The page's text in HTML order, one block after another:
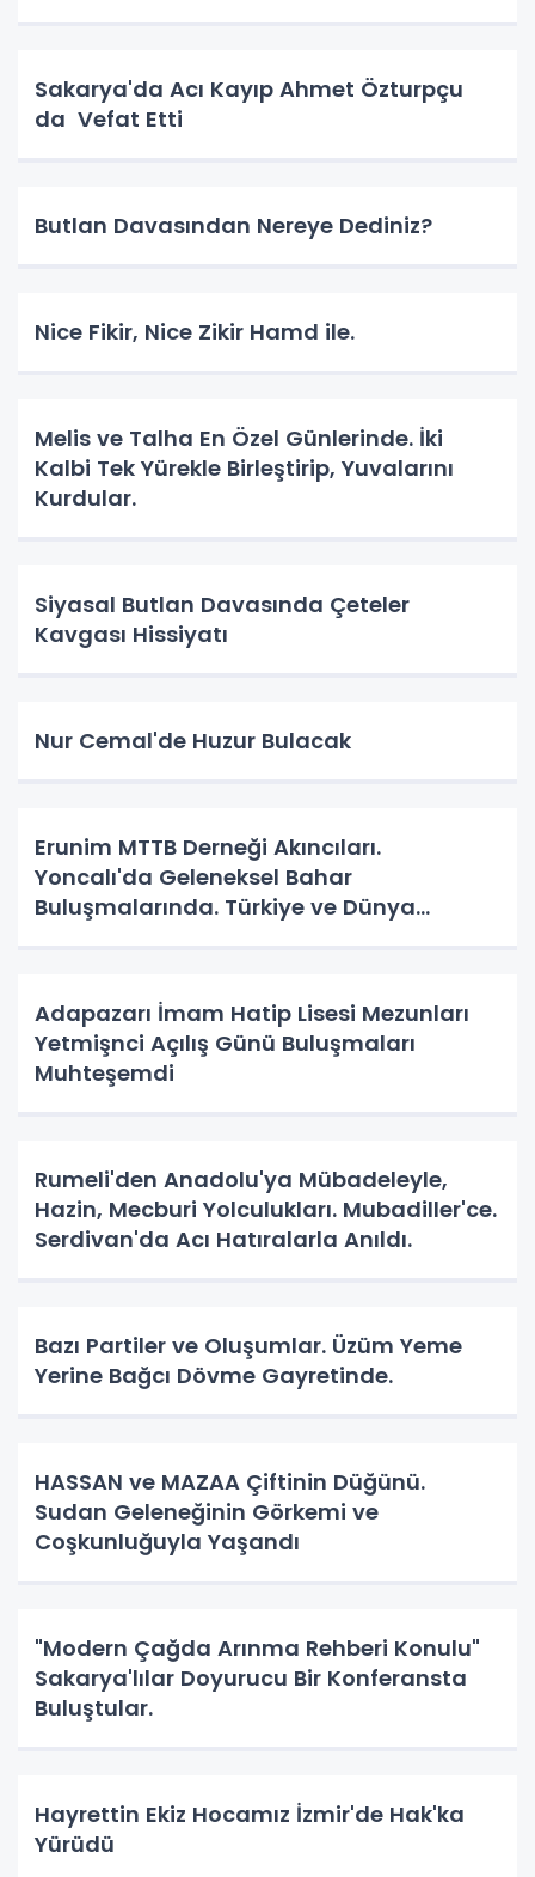
Sakarya'da Acı Kayıp Ahmet Özturpçu
da Vefat Etti
Butlan Davasından Nereye Dediniz?
Nice Fikir, Nice Zikir Hamd ile.
Melis ve Talha En Özel Günlerinde. İki
Kalbi Tek Yürekle Birleştirip, Yuvalarını
Kurdular.
Siyasal Butlan Davasında Çeteler
Kavgası Hissiyatı
Nur Cemal'de Huzur Bulacak
Erunim MTTB Derneği Akıncıları.
Yoncalı'da Geleneksel Bahar
Buluşmalarında. Türkiye ve Dünya
Adapazarı İmam Hatip Lisesi Mezunları
Yetmişnci Açılış Günü Buluşmaları
Muhteşemdi
Rumeli'den Anadolu'ya Mübadeleyle,
Hazin, Mecburi Yolculukları. Mubadiller'ce.
Serdivan'da Acı Hatıralarla Anıldı.
Bazı Partiler ve Oluşumlar. Üzüm Yeme
Yerine Bağcı Dövme Gayretinde.
HASSAN ve MAZAA Çiftinin Düğünü.
Sudan Geleneğinin Görkemi ve
Coşkunluğuyla Yaşandı
"Modern Çağda Arınma Rehberi Konulu"
Sakarya'lılar Doyurucu Bir Konferansta
Buluştular.
Hayrettin Ekiz Hocamız İzmir'de Hak'ka
Yürüdü